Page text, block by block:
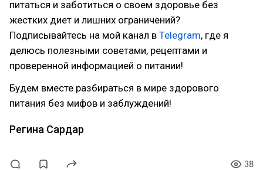
питаться и заботиться о своем здоровье без
жестких диет и лишних ограничений?
Подписывайтесь на мой канал в Telegram, где я
делюсь полезными советами, рецептами и
проверенной информацией о питании!
Будем вместе разбираться в мире здорового
питания без мифов и заблуждений!
Регина Сардар
38